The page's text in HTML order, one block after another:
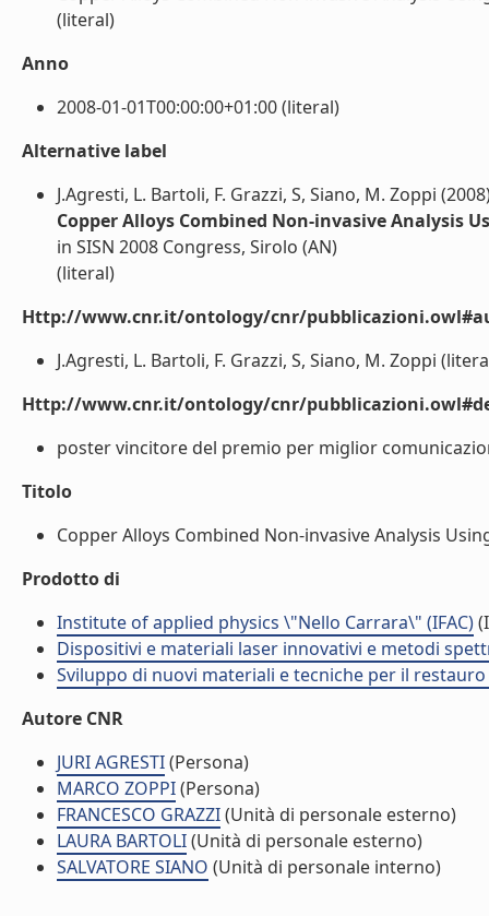
(literal)
Anno
2008-01-01T00:00:00+01:00 (literal)
Alternative label
J.Agresti, L. Bartoli, F. Grazzi, S, Siano, M. Zoppi
Copper Alloys Combined Non-invasive Analysis
in SISN 2008 Congress, Sirolo (AN)
(literal)
Http://www.cnr.it/ontology/cnr/
J.Agresti, L. Bartoli, F. Grazzi, S, Siano, M. Zoppi
Http://www.cnr.it/ontology/cnr/
poster vincitore del premio per miglior
Titolo
Copper Alloys Combined Non-invasive Analysis
Prodotto di
Institute of applied physics \"Nello Carrara\" (IFAC)
Dispositivi e materiali laser innovativi e metodi
Sviluppo di nuovi materiali e tecniche per il restauro
Autore CNR
JURI AGRESTI(Persona)
MARCO ZOPPI(Persona)
FRANCESCO GRAZZI(Unità di personale esterno)
LAURA BARTOLI(Unità di personale esterno)
SALVATORE SIANO (Unità di personale interno)